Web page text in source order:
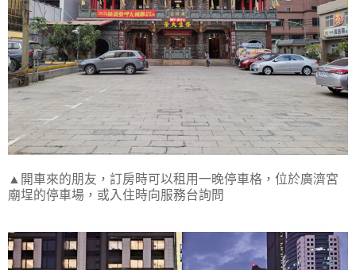
▲開車來的朋友，訂房時可以租用一晚停車格，位於廣濟宮
廟埕的停車場，或入住時向服務台詢問